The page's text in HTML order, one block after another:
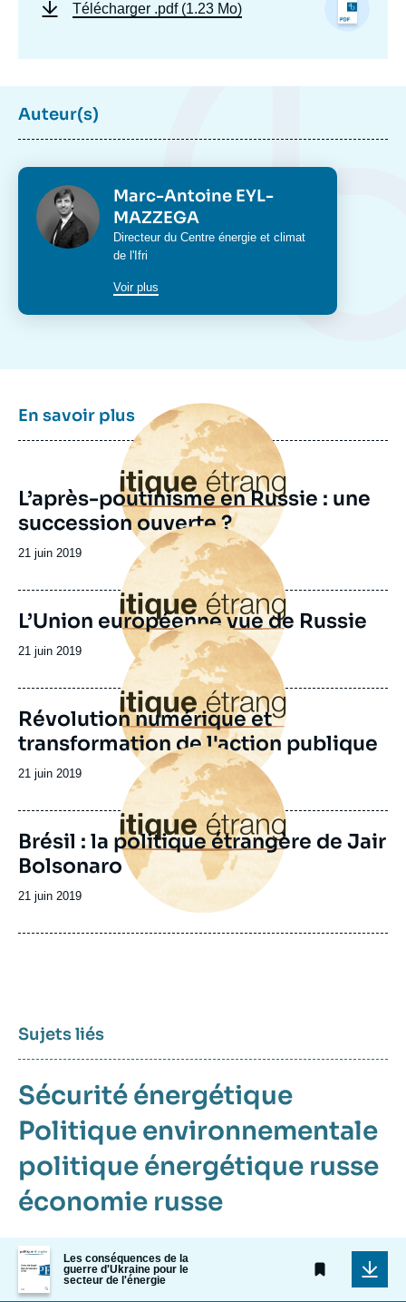
Télécharger .pdf (1.23 Mo)
Auteur(s)
Photo
Marc-Antoine EYL-
MAZZEGA
Intitulé
du
Directeur du Centre énergie et climat
de l'Ifri
Voir plus
En savoir plusImage
principale
L’après-poutinisme en Russie : une
succession ouverte ?
Date
publication
21 juin 2019
Image
principale
L’Union européenne vue de Russie
Date
publication
21 juin 2019
Image
principale
Révolution numérique et
transformation de l'action publique
Date
publication
21 juin 2019
Image
principale
Brésil : la politique étrangère de Jair
Bolsonaro
Date
publication
21 juin 2019
Sujets liés
Sécurité énergétique
Politique environnementale
politique énergétique russe
économie russe
Image
de
couverture
de
Les conséquences de la
guerre d'Ukraine pour le
secteur de l'énergie